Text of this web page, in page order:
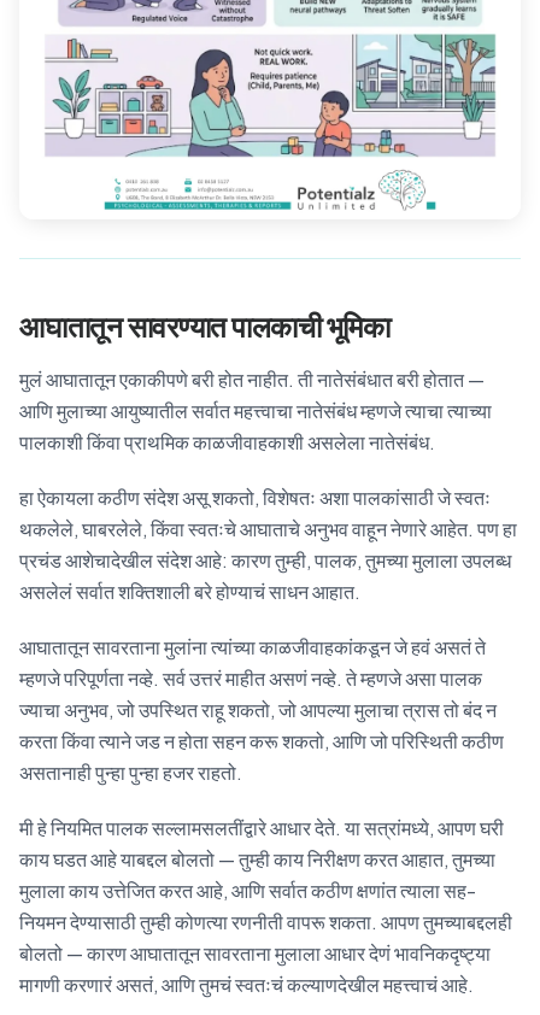
आघातातून सावरण्यात पालकाची भूमिका
मुलं आघातातून एकाकीपणे बरी होत नाहीत. ती नातेसंबंधात बरी होतात —
आणि मुलाच्या आयुष्यातील सर्वात महत्त्वाचा नातेसंबंध म्हणजे त्याचा त्याच्या
पालकाशी किंवा प्राथमिक काळजीवाहकाशी असलेला नातेसंबंध.
हा ऐकायला कठीण संदेश असू शकतो, विशेषतः अशा पालकांसाठी जे स्वतः
थकलेले, घाबरलेले, किंवा स्वतःचे आघाताचे अनुभव वाहून नेणारे आहेत. पण हा
प्रचंड आशेचादेखील संदेश आहे: कारण तुम्ही, पालक, तुमच्या मुलाला उपलब्ध
असलेलं सर्वात शक्तिशाली बरे होण्याचं साधन आहात.
आघातातून सावरताना मुलांना त्यांच्या काळजीवाहकांकडून जे हवं असतं ते
म्हणजे परिपूर्णता नव्हे. सर्व उत्तरं माहीत असणं नव्हे. ते म्हणजे असा पालक
ज्याचा अनुभव, जो उपस्थित राहू शकतो, जो आपल्या मुलाचा त्रास तो बंद न
करता किंवा त्याने जड न होता सहन करू शकतो, आणि जो परिस्थिती कठीण
असतानाही पुन्हा पुन्हा हजर राहतो.
मी हे नियमित पालक सल्लामसलतींद्वारे आधार देते. या सत्रांमध्ये, आपण घरी
काय घडत आहे याबद्दल बोलतो — तुम्ही काय निरीक्षण करत आहात, तुमच्या
मुलाला काय उत्तेजित करत आहे, आणि सर्वात कठीण क्षणांत त्याला सह-
नियमन देण्यासाठी तुम्ही कोणत्या रणनीती वापरू शकता. आपण तुमच्याबद्दलही
बोलतो — कारण आघातातून सावरताना मुलाला आधार देणं भावनिकदृष्ट्या
मागणी करणारं असतं, आणि तुमचं स्वतःचं कल्याणदेखील महत्त्वाचं आहे.